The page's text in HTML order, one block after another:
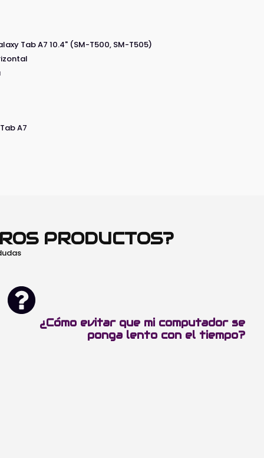
Tab A7 10.4" (SM-T500, SM-T505)
A7
PRODUCTOS?
¿Cómo evitar que mi computador se
ponga lento con el tiempo?